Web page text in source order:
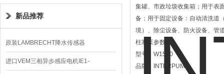
新品推荐
原装LAMBRECHT降水传感器
00.14575.20气象仪
进口VEM三相异步感应电机IE1-
集罐、市政垃圾收集箱；用于表
备；用于固定设备：自动清洗道
境）、除尘设备、防火设备、管
柱塞泵参数
型号：W1550
品牌：INTERPUMP